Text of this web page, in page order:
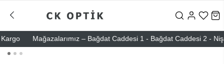
Mağazalarımız – Bağdat Caddesi 1 - Bağdat Caddesi 2 -